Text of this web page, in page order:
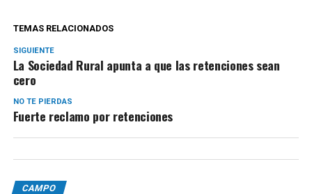
TEMAS RELACIONADOS
SIGUIENTE
La Sociedad Rural apunta a que las retenciones sean
cero
NO TE PIERDAS
Fuerte reclamo por retenciones
CAMPO